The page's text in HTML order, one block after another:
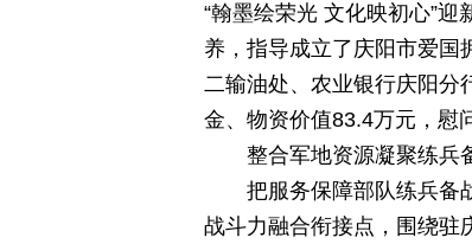
“翰墨绘荣光 文化映初心”
养，指导成立了庆阳市爱国
二输油处、农业银行庆阳分
金、物资价值83.4万元，慰
整合军地资源凝聚练兵
把服务保障部队练兵备
战斗力融合衔接点，围绕驻